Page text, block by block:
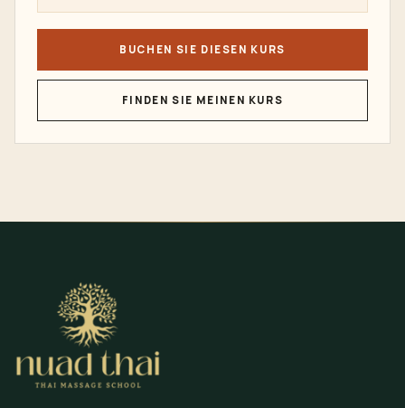
BUCHEN SIE DIESEN KURS
FINDEN SIE MEINEN KURS